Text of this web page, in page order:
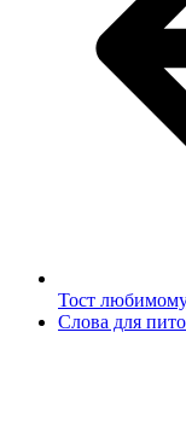
Тост
Слова для